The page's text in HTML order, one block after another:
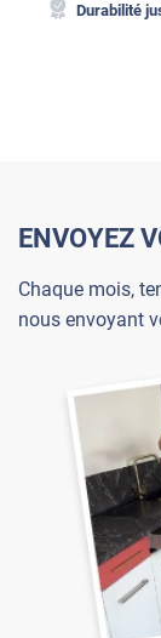
Durabilité
ENVOYEZ
Chaque mois,
nous envoyant